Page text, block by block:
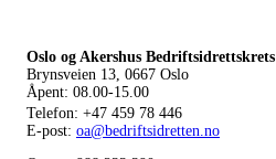
Oslo og Akershus Bedriftsidrettskrets
Brynsveien 13, 0667 Oslo
Åpent: 08.00-15.00
Telefon: +47 459 78 446
E-post: oa@bedriftsidretten.no